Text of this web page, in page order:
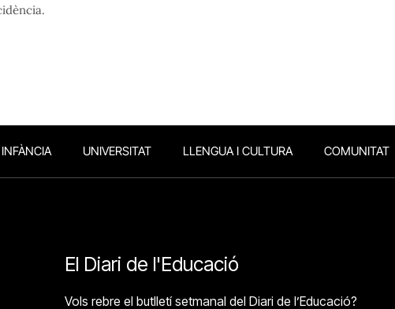
UNIVERSITAT LLENGUA I CULTURA COMUNITAT